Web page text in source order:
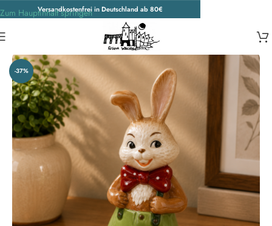
Versandkostenfrei in Deutschland ab 80€
Zum Hauptinhalt springen
-37%